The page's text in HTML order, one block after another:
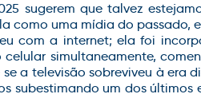
sugerem que talvez
como uma mídia do passado,
com a internet; ela foi
celular simultaneamente,
a televisão sobreviveu à era
subestimando um dos últimos